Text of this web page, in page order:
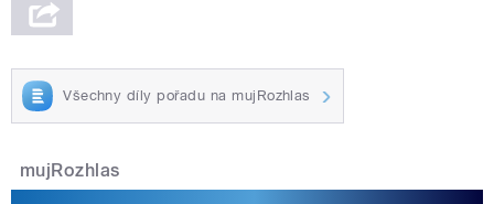
Všechny díly pořadu na mujRozhlas
mujRozhlas